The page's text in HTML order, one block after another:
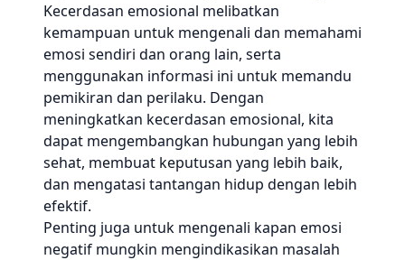
Kecerdasan emosional melibatkan
kemampuan untuk mengenali dan memahami
emosi sendiri dan orang lain, serta
menggunakan informasi ini untuk memandu
pemikiran dan perilaku. Dengan
meningkatkan kecerdasan emosional, kita
dapat mengembangkan hubungan yang lebih
sehat, membuat keputusan yang lebih baik,
dan mengatasi tantangan hidup dengan lebih
efektif.
Penting juga untuk mengenali kapan emosi
negatif mungkin mengindikasikan masalah